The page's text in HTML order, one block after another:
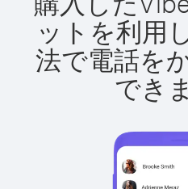
ットを利用
法で電話を
でき